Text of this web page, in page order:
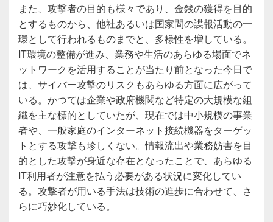
また、攻撃者の目的も様々であり、金銭の獲得を目的
とするものから、他社あるいは国家間の諜報活動の一
環として行われるものまでと、多様性を増している。
IT環境の整備が進み、業務や生活のあらゆる場面でネ
ットワークを活用することが当たり前となった今日で
は、サイバー攻撃のリスクもあらゆる方面に広がって
いる。かつては企業や政府機関など特定の大規模な組
織を主な標的としていたが、現在では中小規模の事業
者や、一般家庭のインターネット接続機器をターゲッ
トとする攻撃も珍しくない。情報流出や業務妨害を目
的とした攻撃が身近な存在となったことで、あらゆる
IT利用者が注意を払う必要がある状況に変化してい
る。攻撃者が用いる手法は技術の進歩に合わせて、さ
らに巧妙化している。